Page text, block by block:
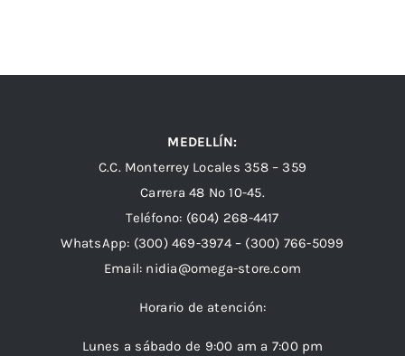
MEDELLÍN:
C.C. Monterrey Locales 358 – 359
Carrera 48 Nº 10-45.
Teléfono: (604) 268-4417
WhatsApp: (300) 469-3974 – (300) 766-5099
Email: nidia@omega-store.com
Horario de atención:
Lunes a sábado de 9:00 am a 7:00 pm